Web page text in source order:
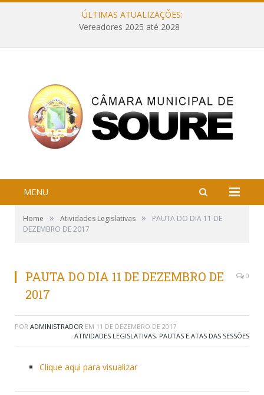
ÚLTIMAS ATUALIZAÇÕES:
Vereadores 2025 até 2028
MENU
Home » Atividades Legislativas »
PAUTA DO DIA 11 DE
DEZEMBRO DE 2017
PAUTA DO DIA 11 DE DEZEMBRO DE
2017
0
POR ADMINISTRADOR EM 11 DE DEZEMBRO DE 2017
ATIVIDADES LEGISLATIVAS, PAUTAS E ATAS DAS SESSÕES
Clique aqui para visualizar